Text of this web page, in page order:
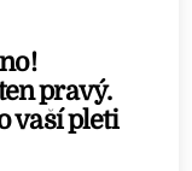
pravý.
vaší pleti